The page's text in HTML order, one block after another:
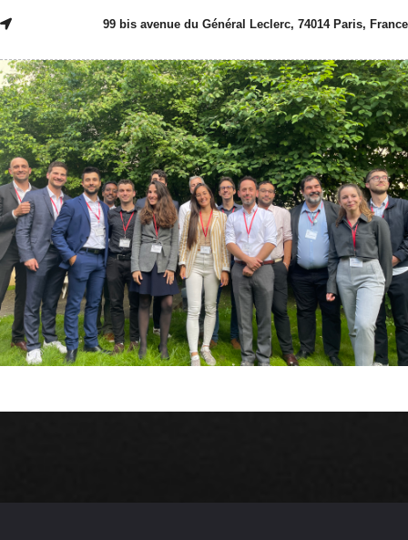
99 bis avenue du Général Leclerc, 74014 Paris, France